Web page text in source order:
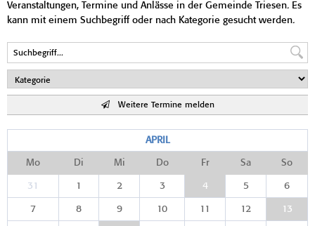
Veranstaltungen, Termine und Anlässe in der Gemeinde Triesen. Es
kann mit einem Suchbegriff oder nach Kategorie gesucht werden.
Weitere Termine melden
APRIL
Mo Di Mi Do Fr Sa So
31 1 2 3 4 5 6
7 8 9 10 11 12 13